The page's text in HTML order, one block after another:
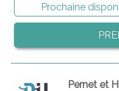
Prochaine
Pernet et